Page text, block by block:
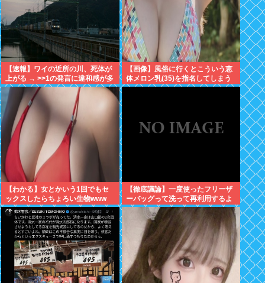
【速報】ワイの近所の川、死体が
上がる → >>1の発言に違和感が多
くスレ内も騒然⇒・・！！！
【画像】風俗に行くとこういう恵
体メロン乳(35)を指名してしまう
奴www
【わかる】女とかいう1回でもセ
ックスしたらちょろい生物www
【徹底議論】一度使ったフリーザ
ーバッグって洗って再利用するよ
な？